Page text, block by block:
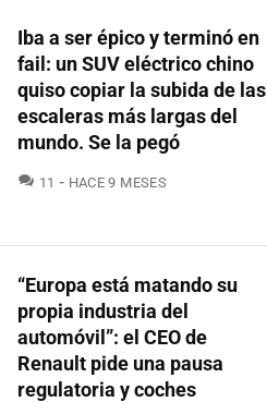
Iba a ser épico y terminó en
fail: un SUV eléctrico chino
quiso copiar la subida de las
escaleras más largas del
mundo. Se la pegó
11 COMENTARIOS
HACE 9 MESES
“Europa está matando su
propia industria del
automóvil”: el CEO de
Renault pide una pausa
regulatoria y coches